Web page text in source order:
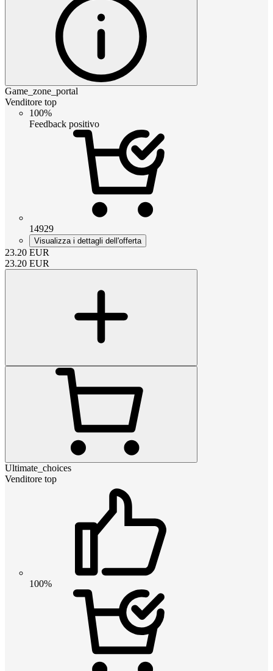
Game_zone_portal
Venditore top
100%
Feedback positivo
14929
Visualizza i dettagli dell'offerta
23.20 EUR
23.20 EUR
Ultimate_choices
Venditore top
100%